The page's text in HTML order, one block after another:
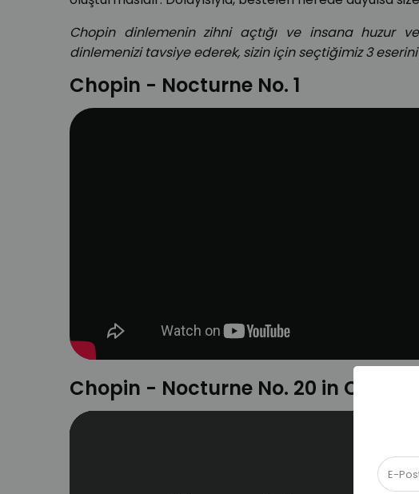
Chopin dinlemenin zihni açtığı ve insana huzur
dinlemenizi tavsiye ederek, sizin için seçtiğimiz 3
Chopin - Nocturne No. 1
Chopin - Nocturne No. 20 in C-